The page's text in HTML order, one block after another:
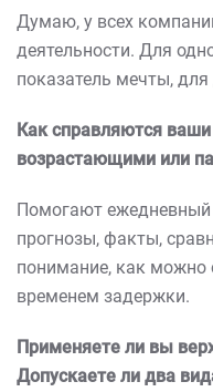
Думаю, у всех
деятельности. Для
показатель мечты,
Как справляются
возрастающими или
Помогают ежедневный
прогнозы, факты,
понимание, как можно
временем задержки.
Применяете ли вы
Допускаете ли два